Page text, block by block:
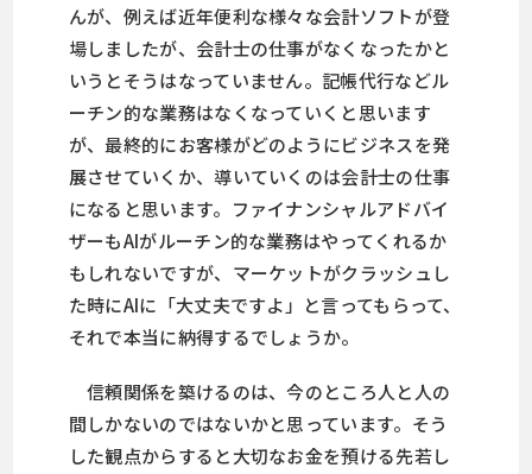
んが、例えば近年便利な様々な会計ソフトが登
場しましたが、会計士の仕事がなくなったかと
いうとそうはなっていません。記帳代行などル
ーチン的な業務はなくなっていくと思います
が、最終的にお客様がどのようにビジネスを発
展させていくか、導いていくのは会計士の仕事
になると思います。ファイナンシャルアドバイ
ザーもAIがルーチン的な業務はやってくれるか
もしれないですが、マーケットがクラッシュし
た時にAIに「大丈夫ですよ」と言ってもらって、
それで本当に納得するでしょうか。
信頼関係を築けるのは、今のところ人と人の
間しかないのではないかと思っています。そう
した観点からすると大切なお金を預ける先若し